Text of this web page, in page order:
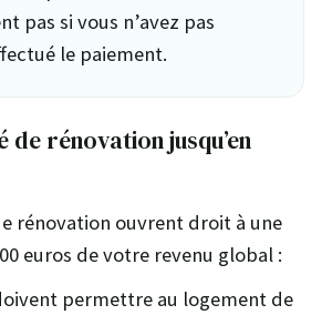
pas si vous n’avez pas
le paiement.
rénovation jusqu’en
rénovation ouvrent droit à une
euros de votre revenu global :
permettre au logement de